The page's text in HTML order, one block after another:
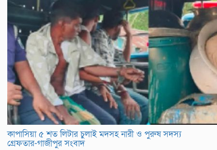
কাপাসিয়া ৫ শত লিটার চুলাই মদসহ নারী ও পুরুষ সদস্য
গ্রেফতার-গাজীপুর সংবাদ